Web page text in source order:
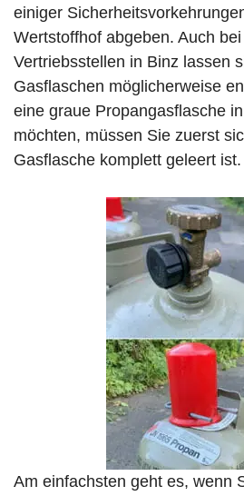
einiger
Wertstoffhof abgeben. Auch
Vertriebsstellen in Binz lassen
Gasflaschen möglicherweise
eine graue Propangasflasche
möchten, müssen Sie zuerst
Gasflasche komplett geleert ist.
Am einfachsten geht es, wenn